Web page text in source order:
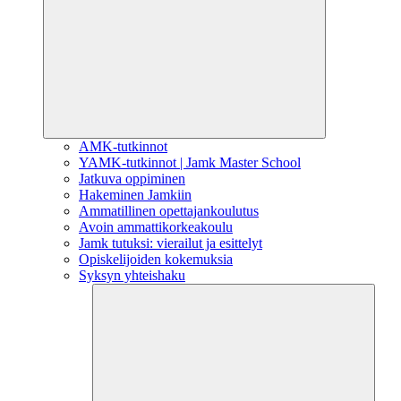
AMK-tutkinnot
YAMK-tutkinnot | Jamk Master School
Jatkuva oppiminen
Hakeminen Jamkiin
Ammatillinen opettajankoulutus
Avoin ammattikorkeakoulu
Jamk tutuksi: vierailut ja esittelyt
Opiskelijoiden kokemuksia
Syksyn yhteishaku